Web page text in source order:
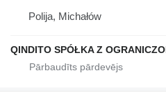
Polija, Michałów